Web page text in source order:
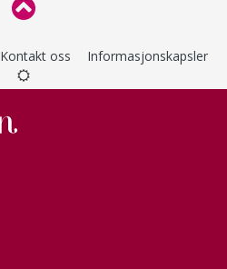
Kontakt oss Informasjonskapsler